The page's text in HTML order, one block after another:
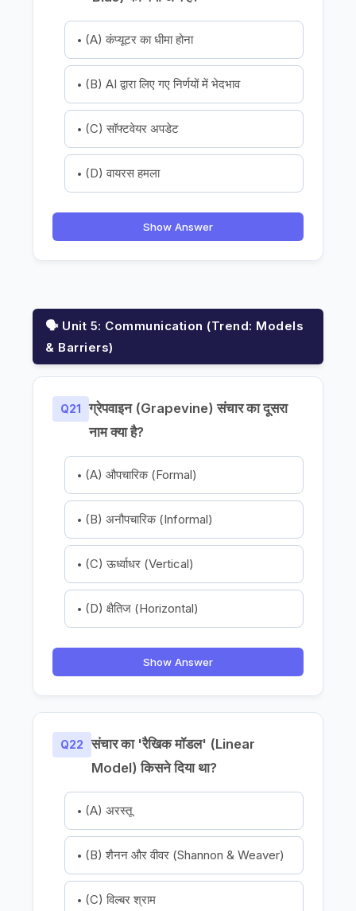
(A) कंप्यूटर का धीमा होना
(B) AI द्वारा लिए गए निर्णयों में भेदभाव
(C) सॉफ्टवेयर अपडेट
(D) वायरस हमला
Show Answer
🗣️ Unit 5: Communication (Trend: Models
& Barriers)
Q21
ग्रेपवाइन (Grapevine) संचार का दूसरा
नाम क्या है?
(A) औपचारिक (Formal)
(B) अनौपचारिक (Informal)
(C) ऊर्ध्वाधर (Vertical)
(D) क्षैतिज (Horizontal)
Show Answer
Q22
संचार का 'रैखिक मॉडल' (Linear
Model) किसने दिया था?
(A) अरस्तू
(B) शैनन और वीवर (Shannon & Weaver)
(C) विल्बर श्राम